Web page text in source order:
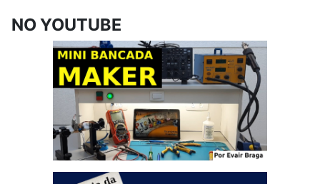
NO YOUTUBE